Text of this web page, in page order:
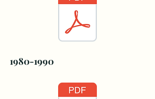
1980-1990